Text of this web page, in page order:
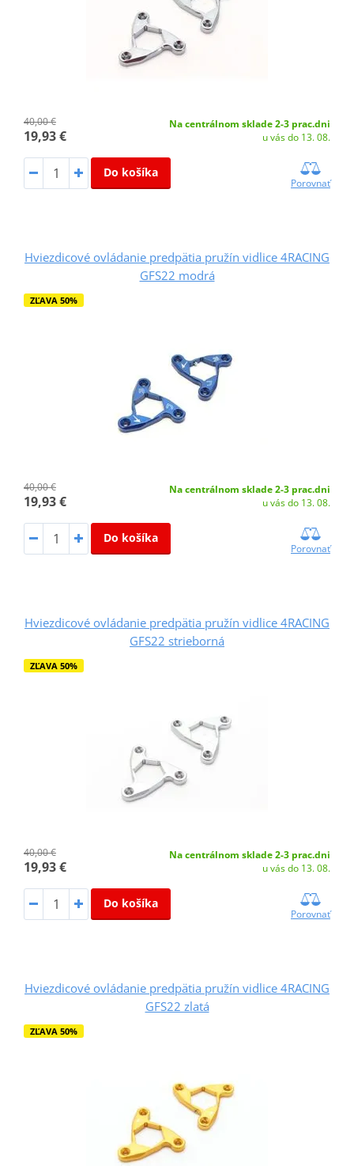
40,00 €
19,93 €
Na centrálnom sklade 2-3 prac.dni
u vás do 13. 08.
Do košíka
Porovnať
Hviezdicové ovládanie predpätia pružín vidlice 4RACING
GFS22 modrá
ZĽAVA 50%
40,00 €
19,93 €
Na centrálnom sklade 2-3 prac.dni
u vás do 13. 08.
Do košíka
Porovnať
Hviezdicové ovládanie predpätia pružín vidlice 4RACING
GFS22 strieborná
ZĽAVA 50%
40,00 €
19,93 €
Na centrálnom sklade 2-3 prac.dni
u vás do 13. 08.
Do košíka
Porovnať
Hviezdicové ovládanie predpätia pružín vidlice 4RACING
GFS22 zlatá
ZĽAVA 50%